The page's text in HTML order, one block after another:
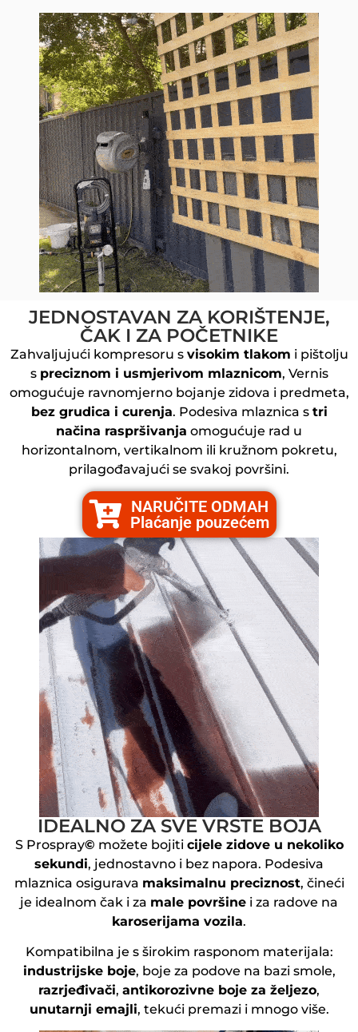
JEDNOSTAVAN ZA KORIŠTENJE,
ČAK I ZA POČETNIKE
Zahvaljujući kompresoru s visokim tlakom i pištolju
s preciznom i usmjerivom mlaznicom, Vernis
omogućuje ravnomjerno bojanje zidova i predmeta,
bez grudica i curenja. Podesiva mlaznica s tri
načina raspršivanja omogućuje rad u
horizontalnom, vertikalnom ili kružnom pokretu,
prilagođavajući se svakoj površini.
NARUČITE ODMAH
Plaćanje pouzećem
IDEALNO ZA SVE VRSTE BOJA
S Prospray© možete bojiti cijele zidove u nekoliko
sekundi, jednostavno i bez napora. Podesiva
mlaznica osigurava maksimalnu preciznost, čineći
je idealnom čak i za male površine i za radove na
karoserijama vozila.
Kompatibilna je s širokim rasponom materijala:
industrijske boje, boje za podove na bazi smole,
razrjeđivači, antikorozivne boje za željezo,
unutarnji emajli, tekući premazi i mnogo više.